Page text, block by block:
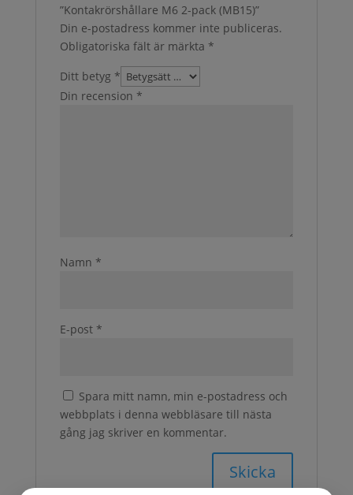
”Kontakrörshållare M6 2-pack (MB15)”
Din e-postadress kommer inte publiceras.
Obligatoriska fält är märkta *
Ditt betyg *
Din recension *
Namn *
E-post *
Spara mitt namn, min e-postadress och
webbplats i denna webbläsare till nästa
gång jag skriver en kommentar.